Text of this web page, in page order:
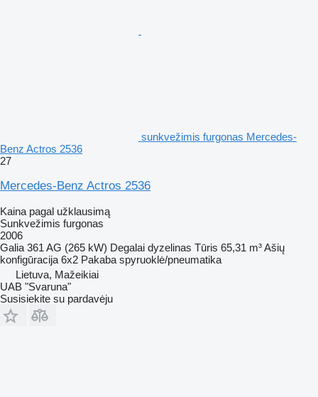
sunkvežimis furgonas Mercedes-
Benz Actros 2536
27
Mercedes-Benz Actros 2536
Kaina pagal užklausimą
Sunkvežimis furgonas
2006
Galia 361 AG (265 kW) Degalai dyzelinas Tūris 65,31 m³Ašių
konfigūracija 6x2 Pakaba spyruoklė/pneumatika
Lietuva, Mažeikiai
UAB "Svaruna"
Susisiekite su pardavėju